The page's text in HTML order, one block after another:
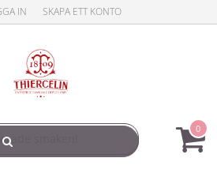
IN SKAPA ETT KONTO
0